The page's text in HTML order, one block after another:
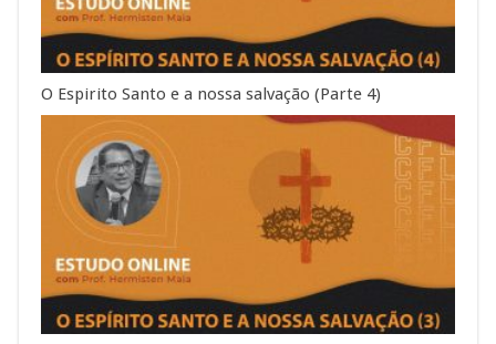
O Espirito Santo e a nossa salvação (Parte 4)